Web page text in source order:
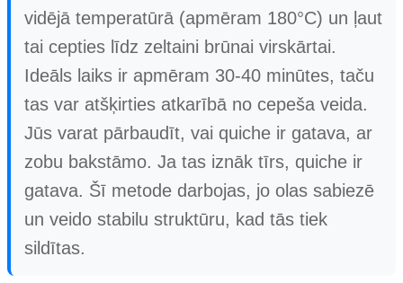
vidējā temperatūrā (apmēram 180°C) un ļaut
tai cepties līdz zeltaini brūnai virskārtai.
Ideāls laiks ir apmēram 30-40 minūtes, taču
tas var atšķirties atkarībā no cepeša veida.
Jūs varat pārbaudīt, vai quiche ir gatava, ar
zobu bakstāmo. Ja tas iznāk tīrs, quiche ir
gatava. Šī metode darbojas, jo olas sabiezē
un veido stabilu struktūru, kad tās tiek
sildītas.